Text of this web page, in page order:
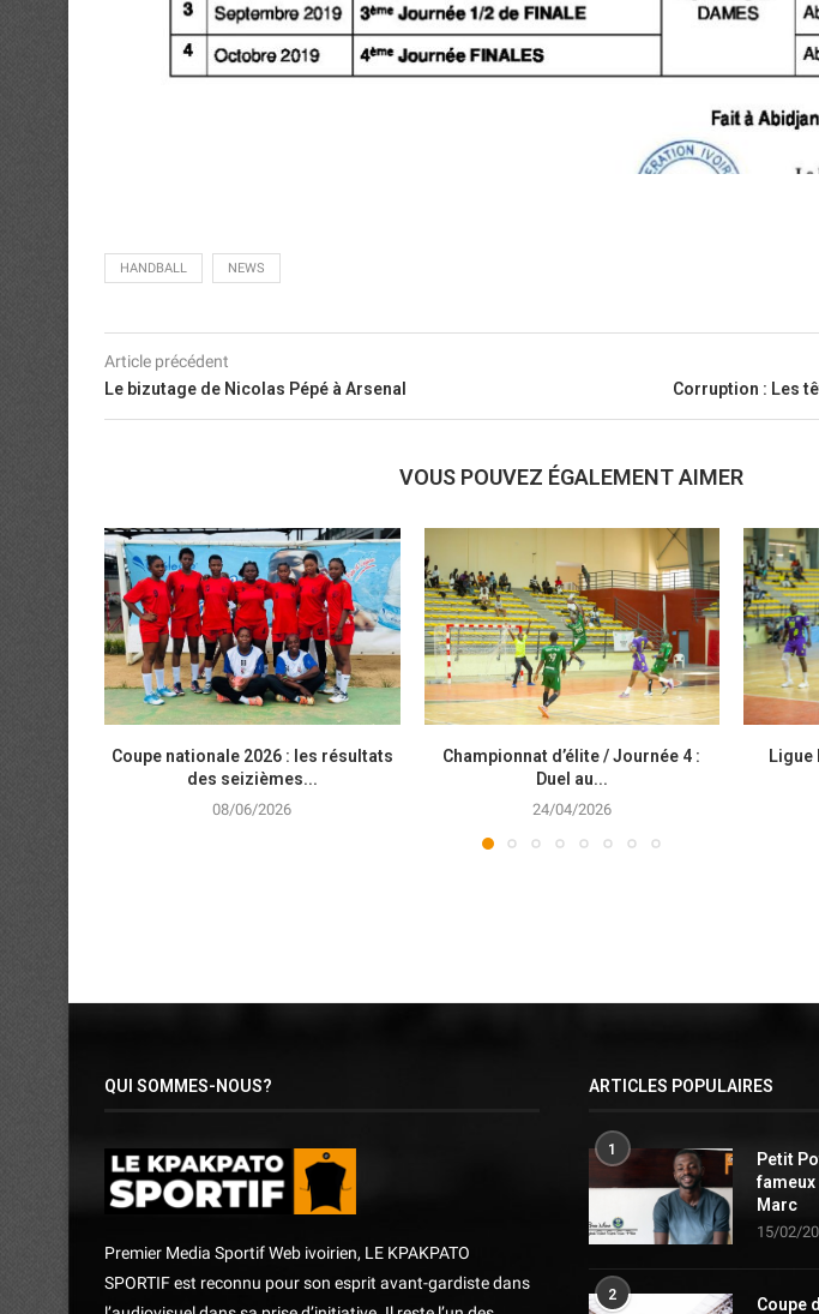
HANDBALL NEWS
Article précédent
Le bizutage de Nicolas Pépé à Arsenal
Corruption : Les
VOUS POUVEZ ÉGALEMENT AIMER
Coupe nationale 2026 : les résultats
des seizièmes...
08/06/2026
Championnat d’élite / Journée 4 :
Duel au...
24/04/2026
Ligue
QUI SOMMES-NOUS?
Premier Media Sportif Web ivoirien, LE KPAKPATO
SPORTIF est reconnu pour son esprit avant-gardiste dans
ARTICLES POPULAIRES
1
Petit
fameux
Marc
15/02/
2 Coupe